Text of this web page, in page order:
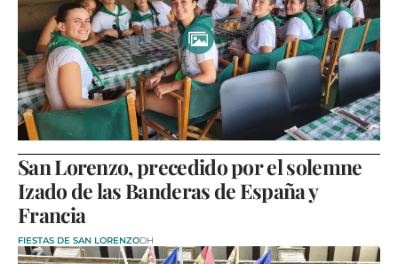
San Lorenzo, precedido por el solemne
Izado de las Banderas de España y
Francia
FIESTAS DE SAN LORENZODH